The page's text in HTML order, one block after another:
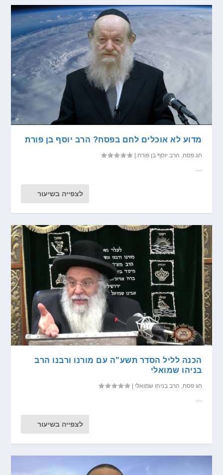
מדוע לא אוכלים לחם בפסח? הרב יוסף בן פורת
חג פסח, הרב יוסף בן פורת |
...
לצפייה בשיעור
הכנה לליל הסדר תשע"ה עם מורנו ורבנו הרב
בניהו שמואלי
חג פסח, הרב בניהו שמואלי |
...
לצפייה בשיעור